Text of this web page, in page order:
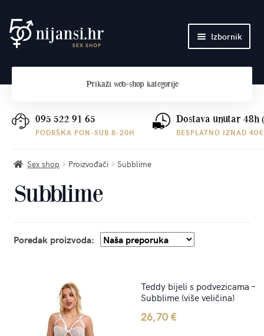
Preskoči
na
Skoči
do
Izbornik
Plaćanje i dostava
Prikaži web-shop kategorije
095 522 91 65
PODRŠKA PON-SUB 8-20H
Dostava unutar 48h
BESPLATNO IZNAD 40€
Sex shop Proizvođači Subblime
Subblime
Poredak proizvoda:
Teddy bijeli s podvezicama –
Subblime (više veličina)
26,70€